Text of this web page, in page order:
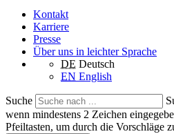
Kontakt
Karriere
Presse
Über uns in leichter Sprache
DE Deutsch
EN English
Suche
wenn mindestens 2 Zeichen
Pfeiltasten, um durch die Vorschläge